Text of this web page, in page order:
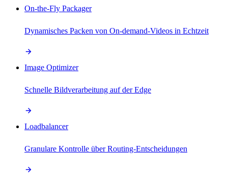
On-the-Fly Packager
Dynamisches Packen von On-demand-Videos in Echtzeit
Image Optimizer
Schnelle Bildverarbeitung auf der Edge
Loadbalancer
Granulare Kontrolle über Routing-Entscheidungen